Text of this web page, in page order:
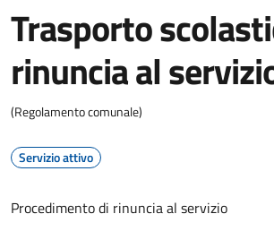
Trasporto
rinuncia al
(Regolamento comunale)
Servizio attivo
Procedimento di rinuncia al servizio